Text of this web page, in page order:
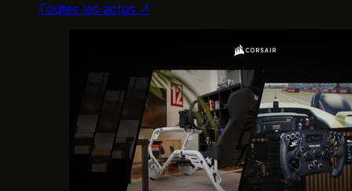
Toutes les actus ↗